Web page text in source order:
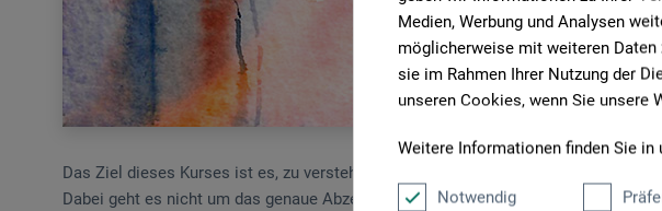
Medien, Werbung und Analysen
möglicherweise mit weiteren
sie im Rahmen Ihrer Nutzung der
unseren Cookies, wenn Sie unsere
Weitere Informationen finden Sie in
Notwendig
Das Ziel dieses Kurses ist es, zu verstehen, wie Perspektive funktioniert, um sie
Dabei geht es nicht um das genaue Abzeichnen von vorgegebenen Perspektiven.